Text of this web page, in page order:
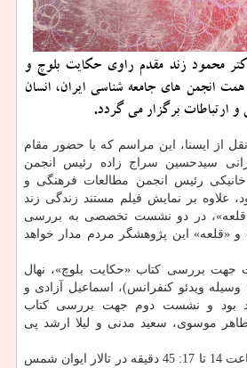
محمود زند مقدم راوی حكایت بلوچ و
انجمن های جامعه شناسی ایران، انسان
ارتباطات برگزار می گردد.
از ایسنا، این مراسم كه با حضور مقام
سیدحسین سراج زاده رئیس انجمن
رئیس انجمن مطالعات فرهنگی و
علاوه بر نمایش فیلم مستند زندگی زند
قلعه»، در دو نشست تخصصی به بررسی
«قلعه» این پژوهشگر مردم مدار خواهد
بررسی كتاب «حكایت بلوچ»، نهال
ویدئو كنفرانس)، اسماعیل آزادی و
بود و نشست دوم جهت بررسی كتاب
موسوی، سعید مدنی و لیلا ارشد پی
این مراسم دوشنبه از ساعت 14 تا 17: 45 دقیقه در تالار ایوان شمس